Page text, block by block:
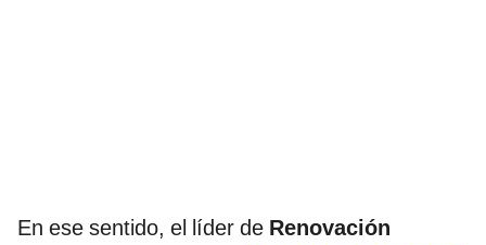
En ese sentido, el líder de Renovación